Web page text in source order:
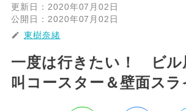
更新日： 2020年07月02日
公開日： 2020年07月02日
東樹奈緒
一度は行きたい！ ビル
叫コースター＆壁面スラ